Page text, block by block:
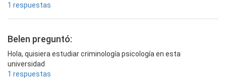
1 respuestas
Belen preguntó:
Hola, quisiera estudiar criminología psicología en esta
universidad
1 respuestas